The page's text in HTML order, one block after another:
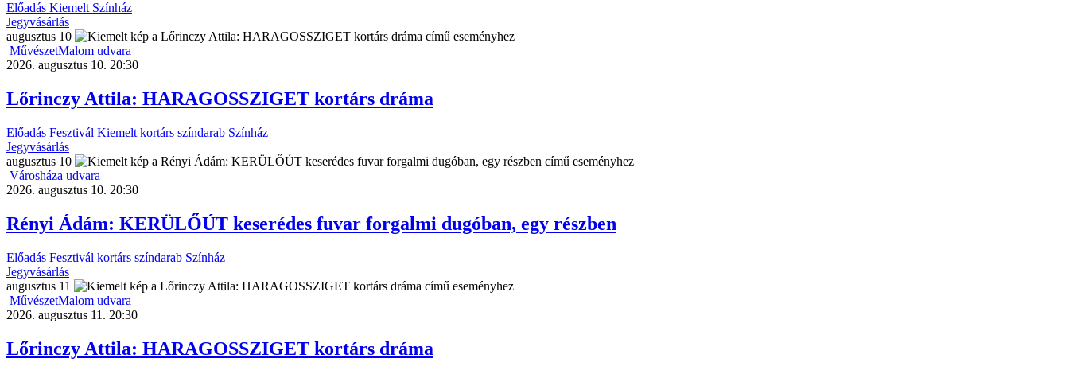
Előadás Kiemelt Színház
Jegyvásárlás
augusztus 10
MűvészetMalom udvara
2026. augusztus 10. 20:30
Lőrinczy Attila: HARAGOSSZIGET kortárs dráma
Előadás Fesztivál Kiemelt kortárs színdarab Színház
Jegyvásárlás
augusztus 10
Városháza udvara
2026. augusztus 10. 20:30
Rényi Ádám: KERÜLŐÚT keserédes fuvar forgalmi dugóban, egy részben
Előadás Fesztivál kortárs színdarab Színház
Jegyvásárlás
augusztus 11
MűvészetMalom udvara
2026. augusztus 11. 20:30
Lőrinczy Attila: HARAGOSSZIGET kortárs dráma